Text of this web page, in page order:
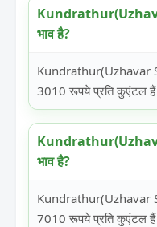
भाव है?
Kundrathur(Uzhavar
3010 रूपये प्रति कुएंटल
भाव है?
Kundrathur(Uzhavar
7010 रूपये प्रति कुएंटल